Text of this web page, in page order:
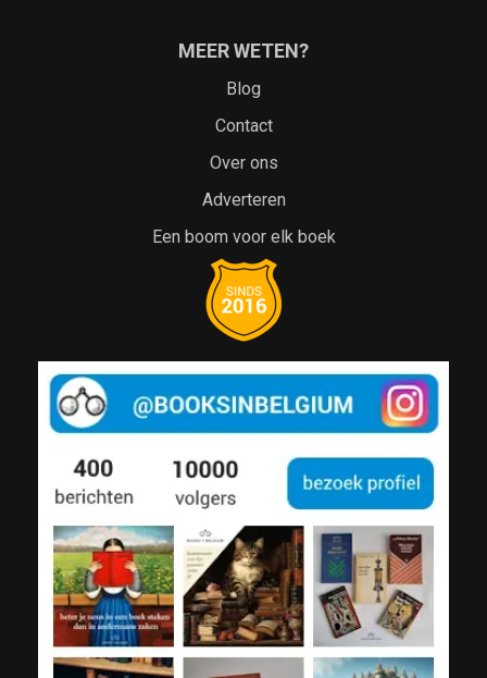
MEER WETEN?
Blog
Contact
Over ons
Adverteren
Een boom voor elk boek